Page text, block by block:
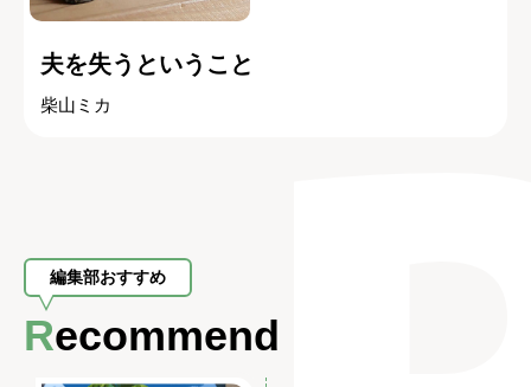
夫を失うということ
柴山ミカ
編集部おすすめ
Recommend